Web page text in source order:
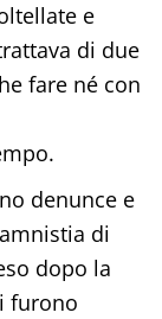
e
di due
fare né con
denunce e
di
dopo la
furono